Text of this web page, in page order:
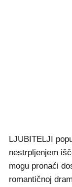
LJUBITELJI
nestrpljenjem
mogu pronaći
romantičnoj